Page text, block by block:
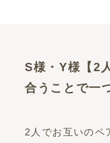
S様・Y様【2
合うことで一
2人でお互いのペ